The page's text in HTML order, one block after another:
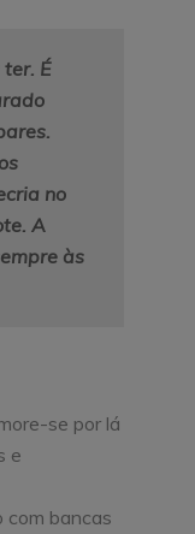
É
no
A
às
se por lá
e
com bancas